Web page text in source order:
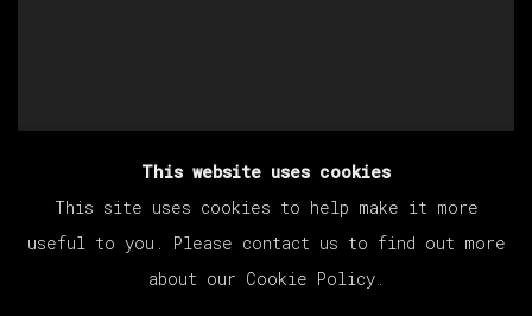
This website uses cookies
This site uses cookies to help make it more
useful to you. Please contact us to find out more
about our Cookie Policy.